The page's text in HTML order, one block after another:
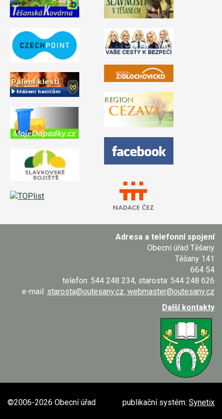
Adresa a telefonní spojení
Obecní úřad Těšany
Těšany 141
664 54
telefon: 544 248 234, starosta: 544 248 626
e-mail: starosta@outesany.cz, webmaster@outesany.cz
Další kontakty
publikační systém: Synetix
©2006-2026 Obecní úřad